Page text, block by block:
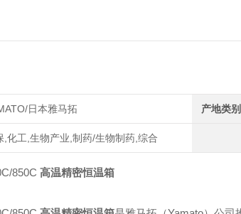
日本雅马拓 产地类别
,化工,生物产业,制药/生物制药,综合
850C高温精密恒温箱